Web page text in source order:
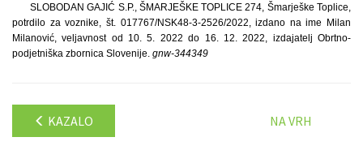
SLOBODAN GAJIĆ S.P., ŠMARJEŠKE TOPLICE 274, Šmarješke Toplice,
potrdilo za voznike, št. 017767/NSK48-3-2526/2022, izdano na ime Milan
Milanović, veljavnost od 10. 5. 2022 do 16. 12. 2022, izdajatelj Obrtno-
podjetniška zbornica Slovenije. gnw-344349
KAZALO NA VRH